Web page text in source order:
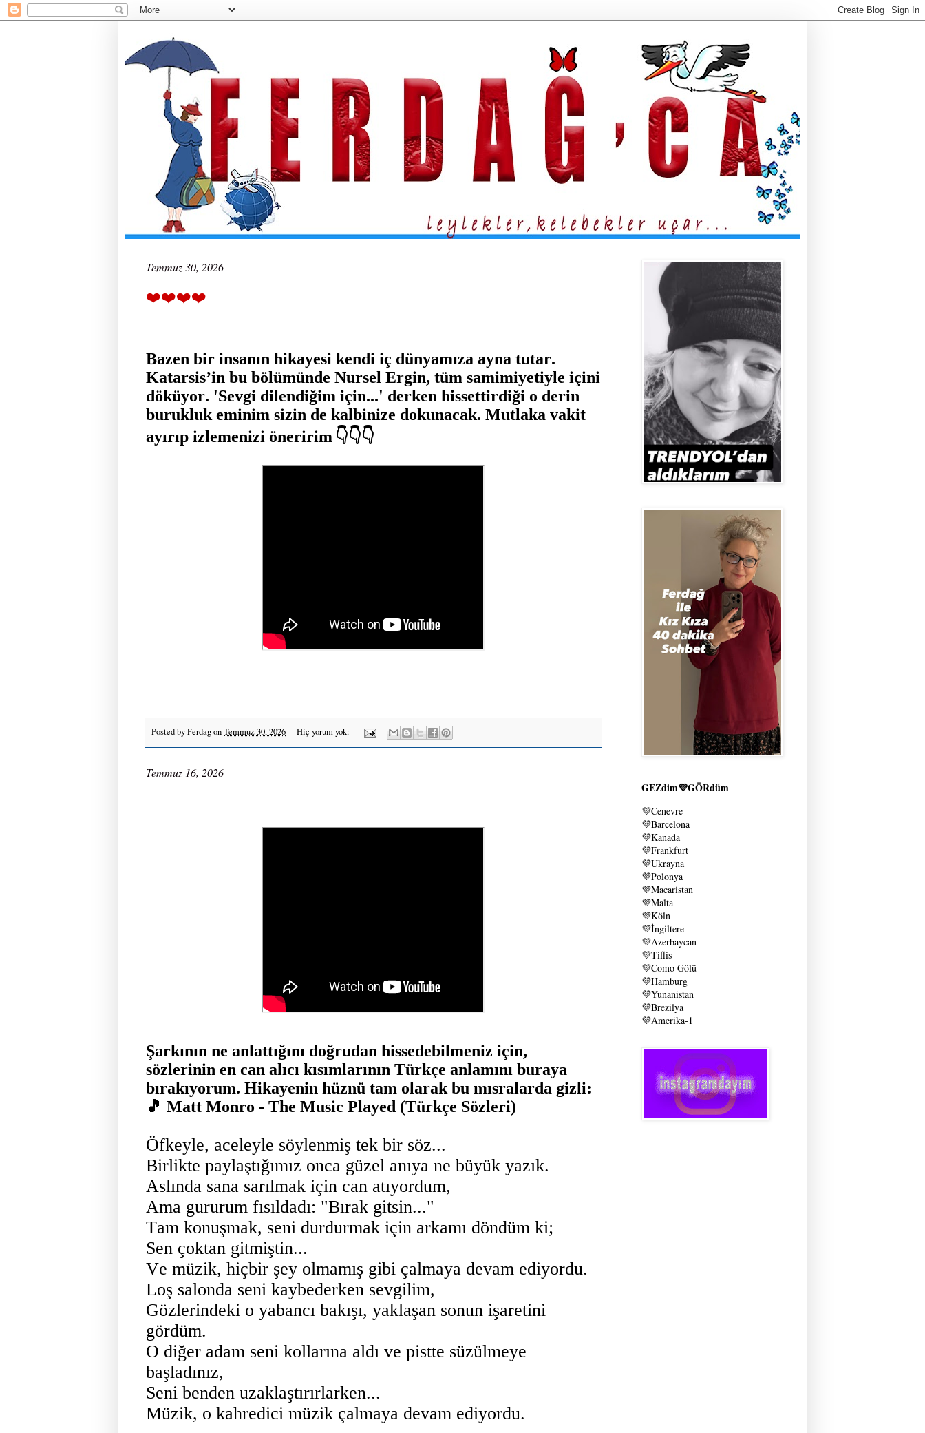
Temmuz 30, 2026
❤️❤️❤️❤️
Bazen bir insanın hikayesi kendi iç dünyamıza ayna tutar.
Katarsis’in bu bölümünde Nursel Ergin, tüm samimiyetiyle içini
döküyor. 'Sevgi dilendiğim için...' derken hissettirdiği o derin
burukluk eminim sizin de kalbinize dokunacak. Mutlaka vakit
ayırıp izlemenizi öneririm 👇👇👇
Posted byFerdagonTemmuz 30, 2026 Hiç yorum yok:
Temmuz 16, 2026
Şarkının ne anlattığını doğrudan hissedebilmeniz için,
sözlerinin en can alıcı kısımlarının Türkçe anlamını buraya
bırakıyorum. Hikayenin hüznü tam olarak bu mısralarda gizli:
🎵 Matt Monro - The Music Played (Türkçe Sözleri)
Öfkeyle, aceleyle söylenmiş tek bir söz...
Birlikte paylaştığımız onca güzel anıya ne büyük yazık.
Aslında sana sarılmak için can atıyordum,
Ama gururum fısıldadı: "Bırak gitsin..."
Tam konuşmak, seni durdurmak için arkamı döndüm ki;
Sen çoktan gitmiştin...
Ve müzik, hiçbir şey olmamış gibi çalmaya devam ediyordu.
Loş salonda seni kaybederken sevgilim,
Gözlerindeki o yabancı bakışı, yaklaşan sonun işaretini
gördüm.
O diğer adam seni kollarına aldı ve pistte süzülmeye
başladınız,
Seni benden uzaklaştırırlarken...
Müzik, o kahredici müzik çalmaya devam ediyordu.
GEZdim💜GÖRdüm
💜Cenevre
💜Barcelona
💜Kanada
💜Frankfurt
💜Ukrayna
💜Polonya
💜Macaristan
💜Malta
💜Köln
💜İngiltere
💜Azerbaycan
💜Tiflis
💜Como Gölü
💜Hamburg
💜Yunanistan
💜Brezilya
💜Amerika-1